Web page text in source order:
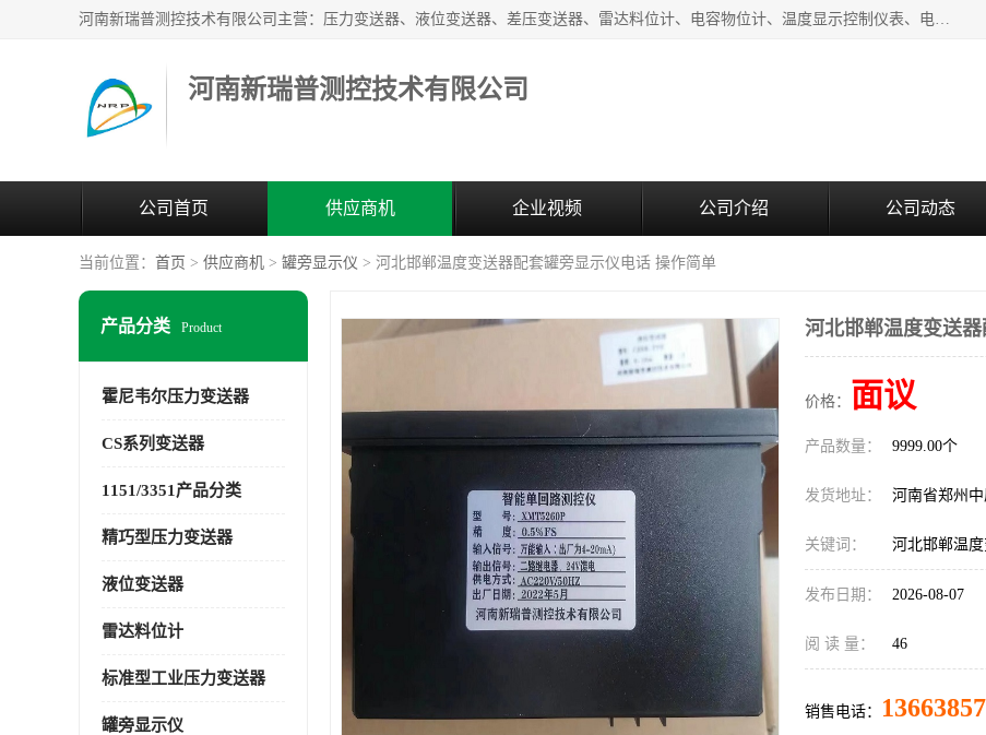
河南新瑞普测控技术有限公司主营：压力变送器、液位变送器、差压变送器、雷达料位计、电容物位计、温度显示控制仪表、电量变送器、流量计、工业自动化系统成套设备。
河南新瑞普测控技术有限公司
公司首页 供应商机 企业视频 公司介绍 公司动态
当前位置： 首页 > 供应商机 > 罐旁显示仪 > 河北邯郸温度变送器配套罐旁显示仪电话 操作简单
产品分类 Product
霍尼韦尔压力变送器
CS系列变送器
1151/3351产品分类
精巧型压力变送器
液位变送器
雷达料位计
标准型工业压力变送器
罐旁显示仪
河北邯郸温度变送
价格： 面议
产品数量： 9999.00个
发货地址： 河南省郑州
关键词： 河北邯郸温
发布日期： 2026-08-07
阅 读 量： 46
销售电话：